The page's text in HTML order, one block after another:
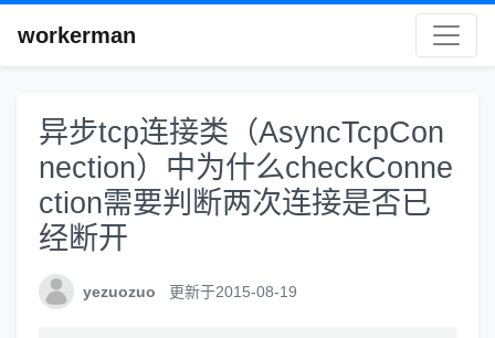
workerman
异步tcp连接类（AsyncTcpCon
nection）中为什么checkConne
ction需要判断两次连接是否已
经断开
yezuozuo 更新于2015-08-19